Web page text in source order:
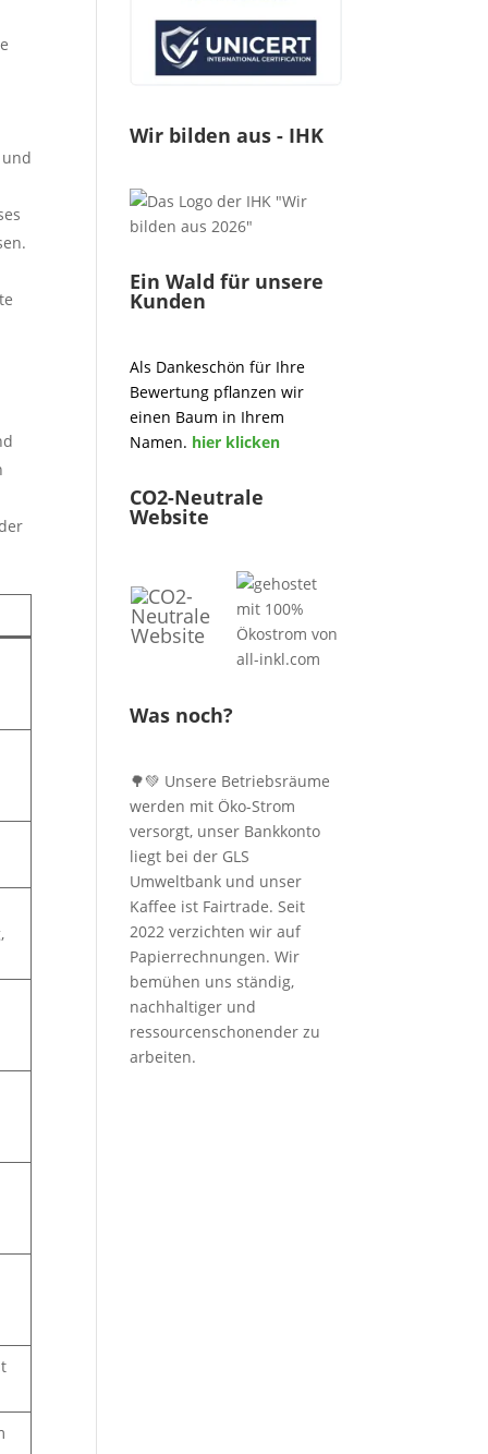
Wir bilden aus - IHK
Ein Wald für unsere
Kunden
Als Dankeschön für Ihre
Bewertung pflanzen wir
einen Baum in Ihrem
Namen. hier klicken
CO2-Neutrale
Website
Was noch?
🌳💚 Unsere Betriebsräume
werden mit Öko-Strom
versorgt, unser Bankkonto
liegt bei der GLS
Umweltbank und unser
Kaffee ist Fairtrade. Seit
2022 verzichten wir auf
Papierrechnungen. Wir
bemühen uns ständig,
nachhaltiger und
ressourcenschonender zu
arbeiten.